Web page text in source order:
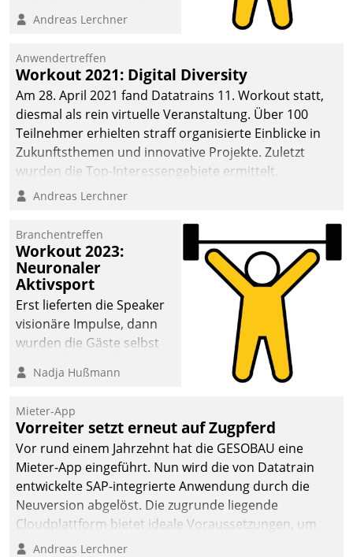
Teilnehmer kurzweilige
Cloud-Strategien und -
Lösungen mit hohem
Zukunftspotenzial.
Andreas Lerchner
Anwendertreffen
Workout 2021: Digital Diversity
Am 28. April 2021 fand Datatrains 11. Workout statt,
diesmal als rein virtuelle Veranstaltung. Über 100
Teilnehmer erhielten straff organisierte Einblicke in
Zukunftsthemen und innovative Projekte. Zuletzt
wurden die Top-Interessengebiete ermittelt.
Andreas Lerchner
Branchentreffen
Workout 2023:
Neuronaler
Aktivsport
Erst lieferten die Speaker
visionäre Impulse, dann
wurden die Gäste selbst
methodisch
Quartier. Dazwischen
zeigte Datatrain, was es
Neues zu bieten hat.
Nadja Hußmann
Mieter-App
Vorreiter setzt erneut auf Zugpferd
Vor rund einem Jahrzehnt hat die GESOBAU eine
Mieter-App eingeführt. Nun wird die von Datatrain
entwickelte SAP-integrierte Anwendung durch die
Neuversion abgelöst. Die zugrunde liegende
Cloudplattform bietet ideale Voraussetzungen, um
die Funktionalität der App zu erweitern und weitere
Andreas Lerchner